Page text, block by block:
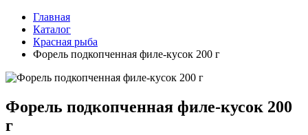
Главная
Каталог
Красная рыба
Форель подкопченная филе-кусок 200 г
Форель подкопченная филе-кусок 200
г